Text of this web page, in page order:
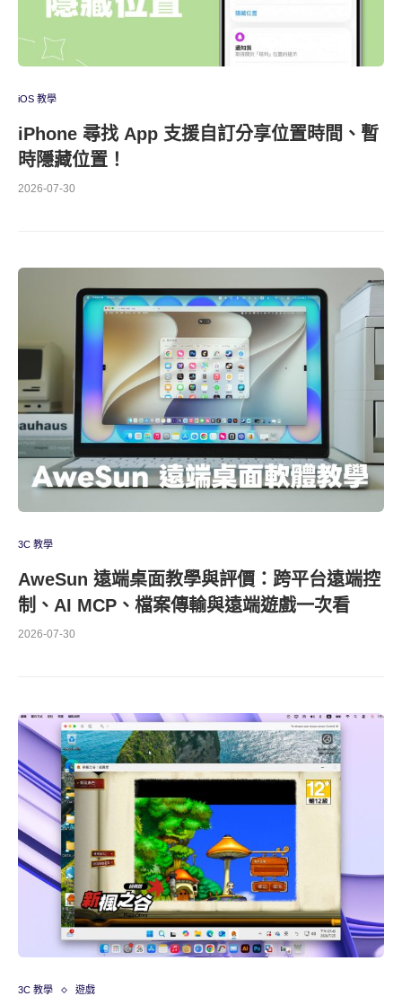
iOS 教學
iPhone 尋找 App 支援自訂分享位置時間、暫
時隱藏位置！
2026-07-30
3C 教學
AweSun 遠端桌面教學與評價：跨平台遠端控
制、AI MCP、檔案傳輸與遠端遊戲一次看
2026-07-30
3C 教學 遊戲